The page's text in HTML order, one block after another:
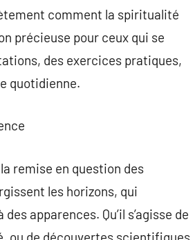
comment la spiritualité
précieuse pour ceux qui se
des exercices pratiques,
quotidienne.
remise en question des
les horizons, qui
apparences. Qu’il s’agisse de
ou de découvertes scientifiques